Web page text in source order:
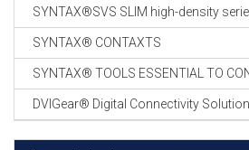
SYNTAX®SVS SLIM high-density
SYNTAX® CONTAXTS
SYNTAX® TOOLS ESSENTIAL TO
DVIGear® Digital Connectivity